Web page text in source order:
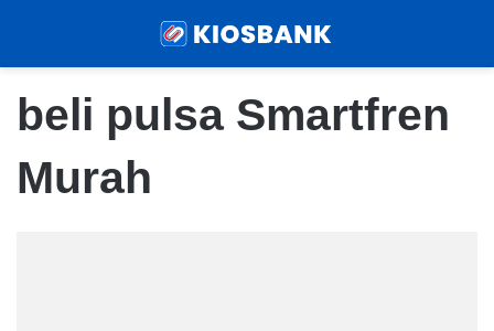
beli pulsa Smartfren
Murah